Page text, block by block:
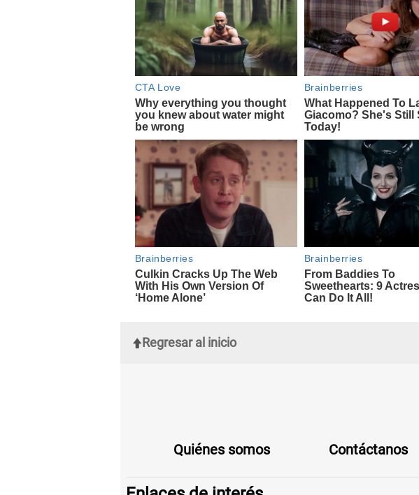
Regresar al inicio
Quiénes somos Contáctanos